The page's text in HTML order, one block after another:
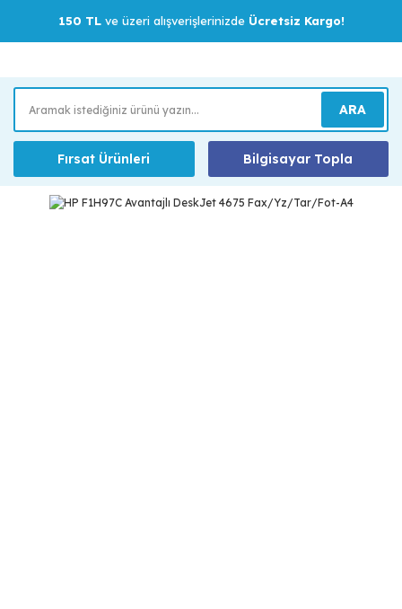
150 TLve üzeri alışverişlerinizde Ücretsiz Kargo!
ARA
Fırsat Ürünleri Bilgisayar Topla